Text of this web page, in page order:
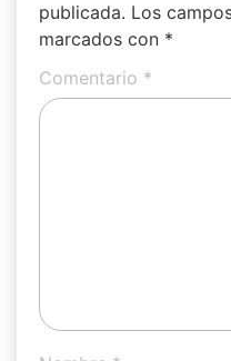
publicada. Los
marcados con *
Comentario *